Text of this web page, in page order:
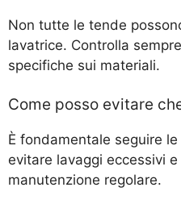
Non tutte le tende
lavatrice. Controlla
specifiche sui materiali.
Come posso evitare
È fondamentale seguire
evitare lavaggi eccessivi
manutenzione regolare.